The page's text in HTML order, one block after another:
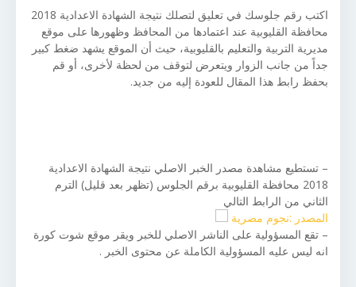
اكتب رقم جلوسك في تعليق لتصلك نتيجة الشهادة الاعدادية 2018
محافظة القليوبية عند اعتمادها من المحافظ وظهورها على موقع
مديرية التربية والتعليم بالقليوبية، حيث أن الموقع يشهد ضغط كبير
جداً من جانب الزوار ويتعرض لتوقف من لحظة لأخرى، أو قم
بحفظ رابط هذا المقال للعودة إليه من جديد.
– تستطيع مشاهدة مصدر الخبر الاصلي نتيجة الشهادة الاعدادية
2018 محافظة القليوبية برقم الجلوس (تظهر بعد قليل) الترم
الثاني من الرابط التالي
المصدر :نجوم مصرية
– تقع المسؤولية على الناشر الاصلي للخبر ويقر موقع شوت كورة
انه ليس عليه المسؤولية الكاملة عن محتوى الخبر .